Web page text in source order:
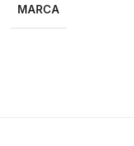
MARCA